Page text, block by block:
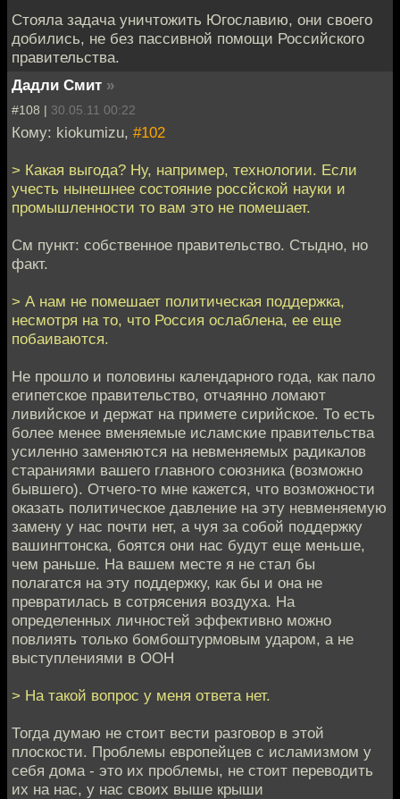
Стояла задача уничтожить Югославию, они своего
добились, не без пассивной помощи Российского
правительства.
Дадли Смит »
#108 | 30.05.11 00:22
Кому: kiokumizu, #102
> Какая выгода? Ну, например, технологии. Если
учесть нынешнее состояние россйской науки и
промышленности то вам это не помешает.
См пункт: собственное правительство. Стыдно, но
факт.
> А нам не помешает политическая поддержка,
несмотря на то, что Россия ослаблена, ее еще
побаиваются.
Не прошло и половины календарного года, как пало
египетское правительство, отчаянно ломают
ливийское и держат на примете сирийское. То есть
более менее вменяемые исламские правительства
усиленно заменяются на невменяемых радикалов
стараниями вашего главного союзника (возможно
бывшего). Отчего-то мне кажется, что возможности
оказать политическое давление на эту невменяемую
замену у нас почти нет, а чуя за собой поддержку
вашингтонска, боятся они нас будут еще меньше,
чем раньше. На вашем месте я не стал бы
полагатся на эту поддержку, как бы и она не
превратилась в сотрясения воздуха. На
определенных личностей эффективно можно
повлиять только бомбоштурмовым ударом, а не
выступлениями в ООН
> На такой вопрос у меня ответа нет.
Тогда думаю не стоит вести разговор в этой
плоскости. Проблемы европейцев с исламизмом у
себя дома - это их проблемы, не стоит переводить
их на нас, у нас своих выше крыши